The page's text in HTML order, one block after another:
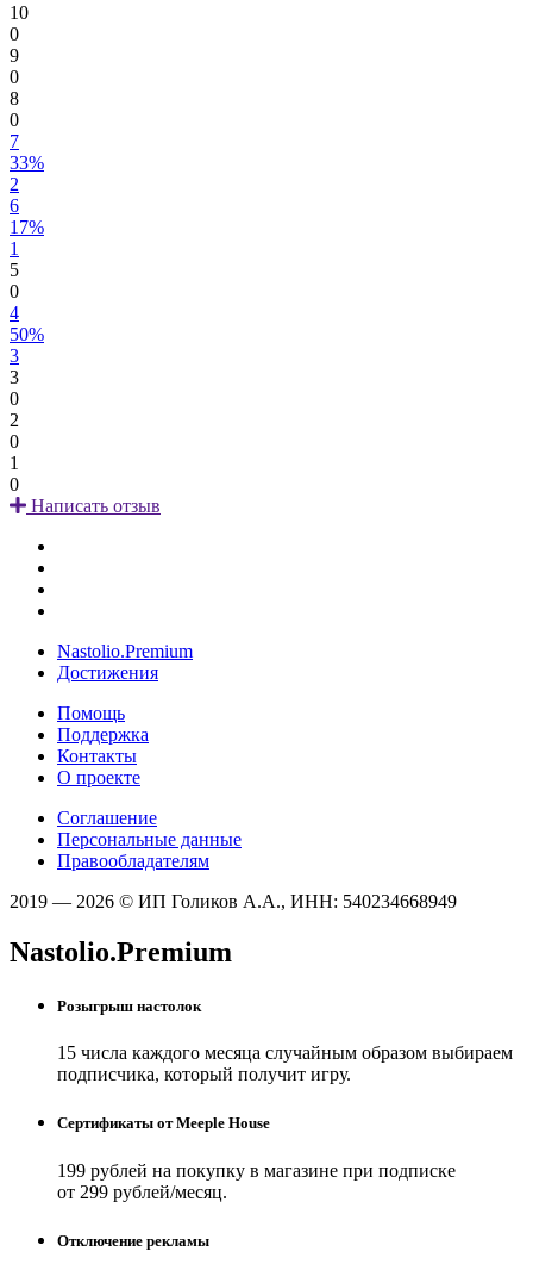
10
0
9
0
8
0
7
33%
2
6
17%
1
5
0
4
50%
3
3
0
2
0
1
0
Написать отзыв
Nastolio.Premium
Достижения
Помощь
Поддержка
Контакты
О проекте
Соглашение
Персональные данные
Правообладателям
2019 — 2026 © ИП Голиков А.А., ИНН: 540234668949
Nastolio.Premium
Розыгрыш настолок
15 числа каждого месяца случайным образом выбираем
подписчика, который получит игру.
Сертификаты от Meeple House
199 рублей на покупку в магазине при подписке
от 299 рублей/месяц.
Отключение рекламы